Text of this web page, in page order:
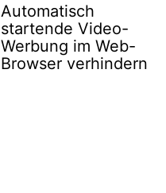
Automatisch
startende Video-
Werbung im Web-
Browser verhindern